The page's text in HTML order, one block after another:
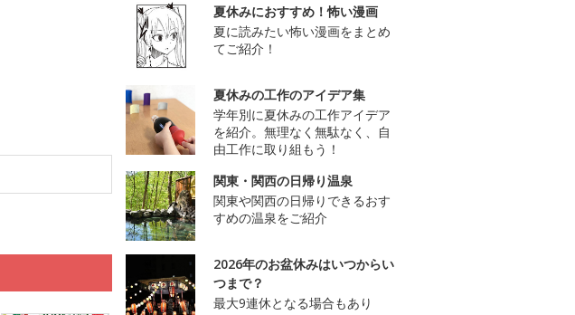
夏休みにおすすめ！怖い漫画
夏に読みたい怖い漫画をまとめ
てご紹介！
夏休みの工作のアイデア集
学年別に夏休みの工作アイデア
を紹介。無理なく無駄なく、自
由工作に取り組もう！
関東・関西の日帰り温泉
関東や関西の日帰りできるおす
すめの温泉をご紹介
2026年のお盆休みはいつからい
つまで？
最大9連休となる場合もあり